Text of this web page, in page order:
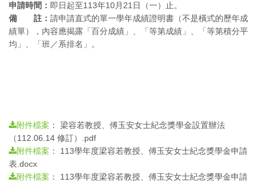
申請時間： 即日起至113年10月21日（一）止。
備 註： 請申請直式的單一學年成績證明書（不是橫式的歷年成
績單），內容應揭露「百分成績」、「等第成績」、「等第積分平
均」、「班／系排名」。
附件檔案 ： 梁容若教授、傅玉安女士紀念獎學金設置辦法
（112.06.14 修訂）.pdf
附件檔案 ： 113學年度梁容若教授、傅玉安女士紀念獎學金申請
表.docx
附件檔案 ： 113學年度梁容若教授、傅玉安女士紀念獎學金申請